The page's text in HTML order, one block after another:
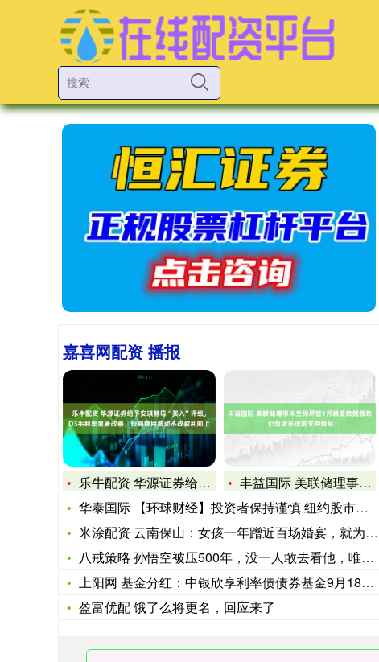
嘉喜网配资 播报
乐牛配资 华源证券给予安琪酵母“买入”评级，Q3毛利率显著改
丰益国际 美联储理事米兰称尽管1月就业数据强劲 仍有诸多理由
华泰国际 【环球财经】投资者保持谨慎 纽约股市三大股指5日均
米涂配资 云南保山：女孩一年蹭近百场婚宴，就为索要剩菜剩饭，
八戒策略 孙悟空被压500年，没一人敢去看他，唯一给他送桃的
上阳网 基金分红：中银欣享利率债债券基金9月18日分红
盈富优配 饿了么将更名，回应来了